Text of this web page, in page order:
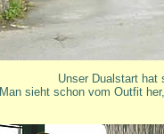
Unser Dualstart hat
Man sieht schon vom Outfit